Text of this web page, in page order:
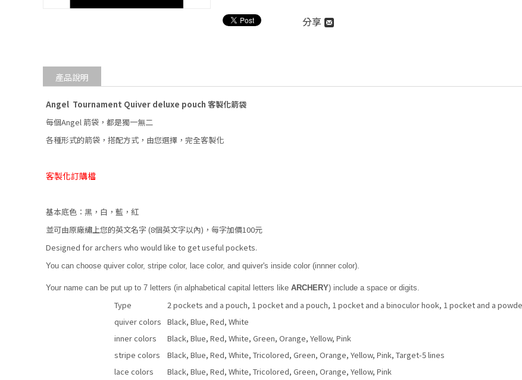
分享
產品說明
Angel Tournament Quiver deluxe pouch 客製化箭袋
每個Angel 箭袋，都是獨一無二
各種形式的箭袋，搭配方式，由您選擇，完全客製化
客製化訂購檔
基本底色：黑，白，藍，紅
並可由原廠繡上您的英文名字 (8個英文字以內)，每字加價100元
Designed for archers who would like to get useful pockets.
You can choose quiver color, stripe color, lace color, and quiver's inside color (innner color).
Your name can be put up to 7 letters (in alphabetical capital letters like ARCHERY) include a space or digits.
Type
2 pockets and a pouch, 1 pocket and a pouch, 1 pocket and a binoculor hook, 1 pocket and a
quiver colors Black, Blue, Red, White
inner colors
Black, Blue, Red, White, Green, Orange, Yellow, Pink
stripe colors
Black, Blue, Red, White, Tricolored, Green, Orange, Yellow, Pink, Target-5 lines
lace colors
Black, Blue, Red, White, Tricolored, Green, Orange, Yellow, Pink